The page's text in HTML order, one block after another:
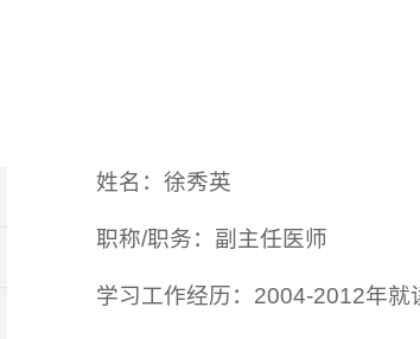
姓名：徐秀英
职称/职务：副主任医师
学习工作经历：2004-2012年就